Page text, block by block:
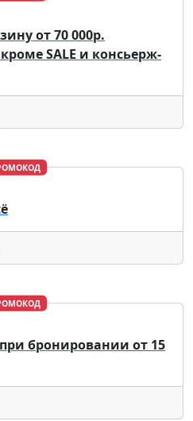
от 70 000р.
SALE и консьерж-
бронировании от 15